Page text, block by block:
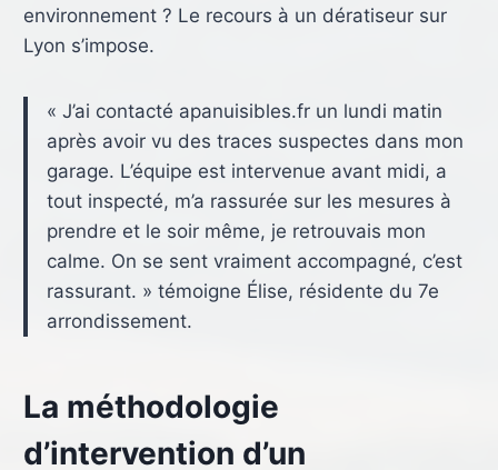
environnement ? Le recours à un dératiseur sur
Lyon s’impose.
« J’ai contacté apanuisibles.fr un lundi matin
après avoir vu des traces suspectes dans mon
garage. L’équipe est intervenue avant midi, a
tout inspecté, m’a rassurée sur les mesures à
prendre et le soir même, je retrouvais mon
calme. On se sent vraiment accompagné, c’est
rassurant. » témoigne Élise, résidente du 7e
arrondissement.
La méthodologie
d’intervention d’un